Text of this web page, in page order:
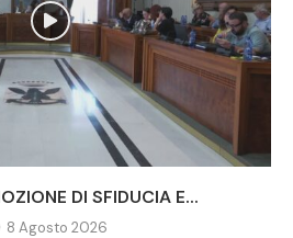
DI SFIDUCIA E...
8 Agosto 2026